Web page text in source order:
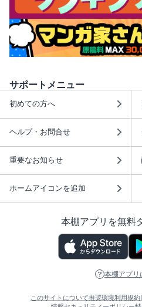
サポートメニュー
初めての方へ
ヘルプ・お問合せ
重要なお知らせ
ホームアイコンを追加
本棚アプリを無料
本棚アプリ
このサイトについて推奨環境利用規約